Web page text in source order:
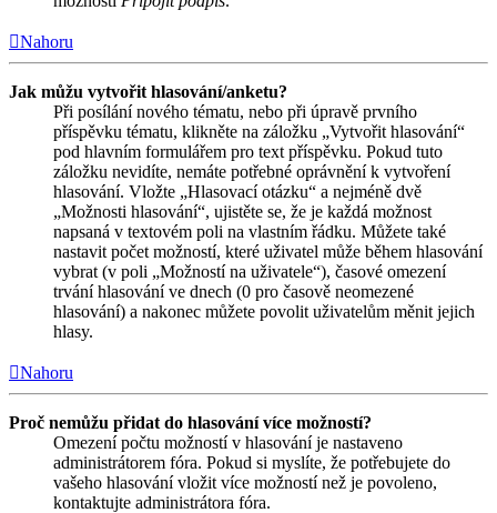
Nahoru
Jak můžu vytvořit hlasování/anketu?
Při posílání nového tématu, nebo při úpravě prvního
příspěvku tématu, klikněte na záložku „Vytvořit hlasování“
pod hlavním formulářem pro text příspěvku. Pokud tuto
záložku nevidíte, nemáte potřebné oprávnění k vytvoření
hlasování. Vložte „Hlasovací otázku“ a nejméně dvě
„Možnosti hlasování“, ujistěte se, že je každá možnost
napsaná v textovém poli na vlastním řádku. Můžete také
nastavit počet možností, které uživatel může během hlasování
vybrat (v poli „Možností na uživatele“), časové omezení
trvání hlasování ve dnech (0 pro časově neomezené
hlasování) a nakonec můžete povolit uživatelům měnit jejich
hlasy.
Nahoru
Proč nemůžu přidat do hlasování více možností?
Omezení počtu možností v hlasování je nastaveno
administrátorem fóra. Pokud si myslíte, že potřebujete do
vašeho hlasování vložit více možností než je povoleno,
kontaktujte administrátora fóra.